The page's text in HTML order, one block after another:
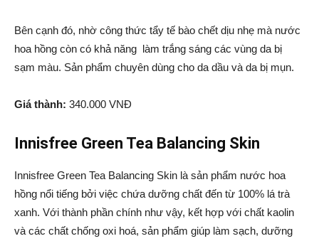
Bên cạnh đó, nhờ công thức tẩy tế bào chết dịu nhẹ mà nước
hoa hồng còn có khả năng làm trắng sáng các vùng da bị
sạm màu. Sản phẩm chuyên dùng cho da dầu và da bị mụn.
Giá thành: 340.000 VNĐ
Innisfree Green Tea Balancing Skin
Innisfree Green Tea Balancing Skin là sản phẩm nước hoa
hồng nổi tiếng bởi việc chứa dưỡng chất đến từ 100% lá trà
xanh. Với thành phần chính như vậy, kết hợp với chất kaolin
và các chất chống oxi hoá, sản phẩm giúp làm sạch, dưỡng